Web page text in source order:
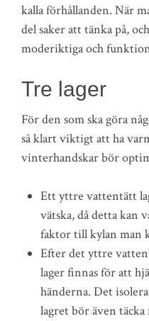
kalla förhållanden. När
del saker att tänka på,
moderiktiga och
Tre lager
För den som ska göra
så klart viktigt att ha
vinterhandskar bör
Ett yttre vattentätt
vätska, då detta kan
faktor till kylan man
Efter det yttre
lager finnas för att
händerna. Det
lagret bör även